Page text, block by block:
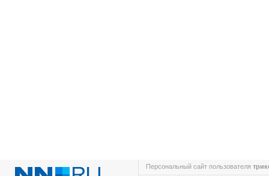
Персональный сайт пользователя